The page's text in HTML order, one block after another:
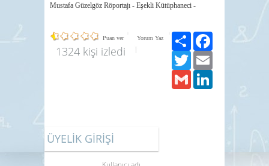
Mustafa Güzelgöz Röportajı - Eşekli Kütüphaneci -
Puan ver Yorum Yaz
1324 kişi izledi
Paylaş
Twitter
Gmail
ÜYELİK GİRİŞİ